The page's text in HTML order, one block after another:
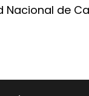
Nacional de